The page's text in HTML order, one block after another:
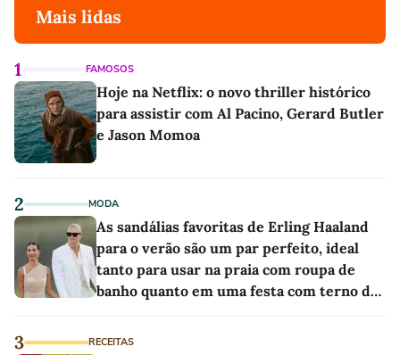
Mais lidas
1 FAMOSOS
Hoje na Netflix: o novo thriller histórico
para assistir com Al Pacino, Gerard Butler
e Jason Momoa
2 MODA
As sandálias favoritas de Erling Haaland
para o verão são um par perfeito, ideal
tanto para usar na praia com roupa de
banho quanto em uma festa com terno de
3 RECEITAS